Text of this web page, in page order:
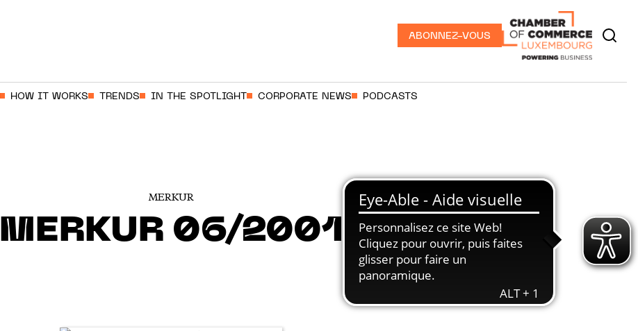
ABONNEZ-VOUS
HOW IT WORKS TRENDS IN THE SPOTLIGHT CORPORATE NEWS PODCASTS
MERKUR
MERKUR 06/2001